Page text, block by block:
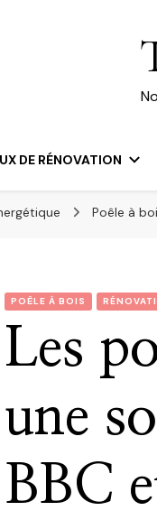
DE RÉNOVATION
Poêle à
POÊLE À BOIS
Les
une
BBC